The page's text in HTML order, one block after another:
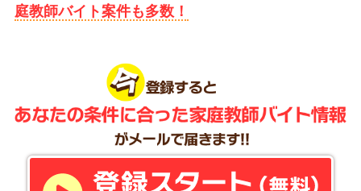
庭教師バイト案件も多数！